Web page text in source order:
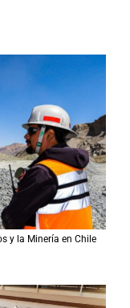
y la Minería en Chile